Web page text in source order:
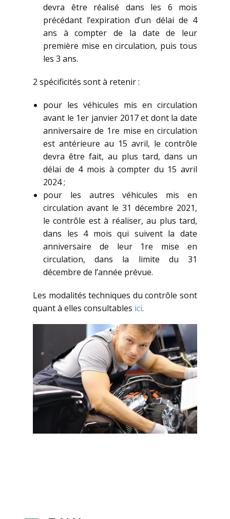
devra être réalisé dans les 6 mois
précédant l’expiration d’un délai de 4
ans à compter de la date de leur
première mise en circulation, puis tous
les 3 ans.
2 spécificités sont à retenir :
pour les véhicules mis en circulation
avant le 1er janvier 2017 et dont la date
anniversaire de 1re mise en circulation
est antérieure au 15 avril, le contrôle
devra être fait, au plus tard, dans un
délai de 4 mois à compter du 15 avril
2024 ;
pour les autres véhicules mis en
circulation avant le 31 décembre 2021,
le contrôle est à réaliser, au plus tard,
dans les 4 mois qui suivent la date
anniversaire de leur 1re mise en
circulation, dans la limite du 31
décembre de l’année prévue.
Les modalités techniques du contrôle sont
quant à elles consultables ici.